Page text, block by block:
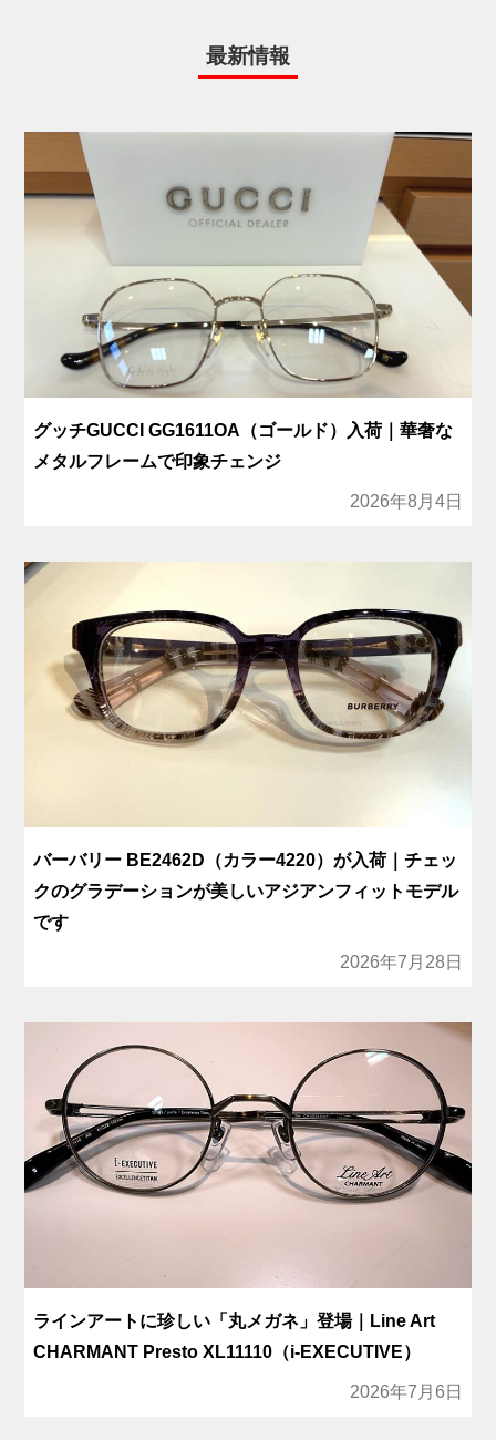
最新情報
グッチGUCCI GG1611OA（ゴールド）入荷｜華奢な
メタルフレームで印象チェンジ
2026年8月4日
バーバリー BE2462D（カラー4220）が入荷｜チェッ
クのグラデーションが美しいアジアンフィットモデル
です
2026年7月28日
ラインアートに珍しい「丸メガネ」登場｜Line Art
CHARMANT Presto XL11110（i-EXECUTIVE）
2026年7月6日